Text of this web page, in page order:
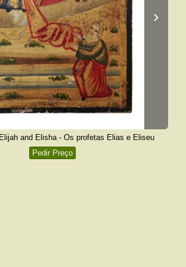
›
and Elisha - Os profetas Elias e Eliseu
Pedir Preço